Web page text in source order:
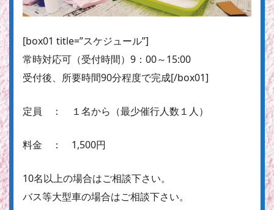
[box01 title=”スケジュール”]
常時対応可 （受付時間）9：00～15:00
受付後、所要時間90分程度で完成[/box01]
定員 ： １名から（最少催行人数１人）
料金 ： 1,500円
10名以上の場合はご相談下さい。
バス等大型車の場合はご相談下さい。